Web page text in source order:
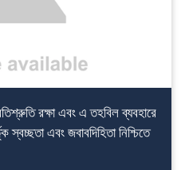
রক্ষা এবং এ তহবিল ব্যবহারে
এবং জবাবদিহিতা নিশ্চিতে